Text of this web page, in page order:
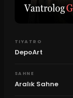
TIYATRO
DepoArt
SAHNE
Aralık Sahne